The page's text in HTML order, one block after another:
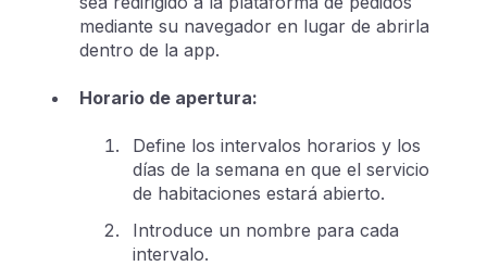
mediante su navegador en lugar de abrirla
dentro de la app.
Horario de apertura:
Define los intervalos horarios y los
días de la semana en que el servicio
de habitaciones estará abierto.
Introduce un nombre para cada
intervalo.